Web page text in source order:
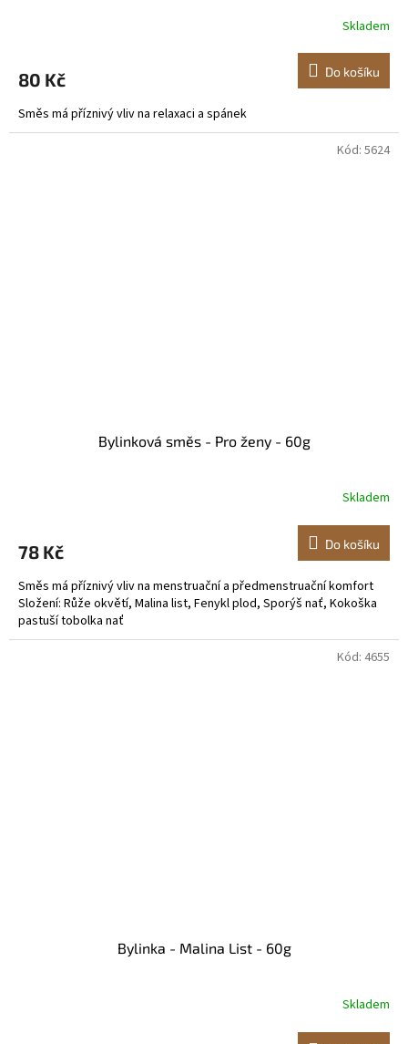
Skladem
80 Kč Do košíku
Směs má příznivý vliv na relaxaci a spánek
Bylinková směs - Pro ženy - 60g
Skladem
78 Kč Do košíku
Směs má příznivý vliv na menstruační a předmenstruační komfort
Složení: Růže okvětí, Malina list, Fenykl plod, Sporýš nať, Kokoška
pastuší tobolka nať
Kód: 5624
Bylinka - Malina List - 60g
Skladem
Kód: 4655